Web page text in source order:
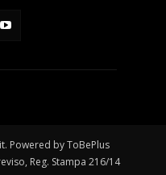
Powered by ToBePlus
Reg. Stampa 216/14